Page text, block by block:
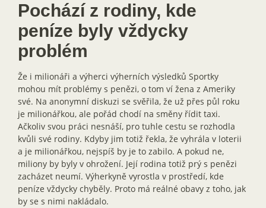
Pochází z rodiny, kde
peníze byly vždycky
problém
Že i milionáři a výherci výherních výsledků Sportky
mohou mít problémy s penězi, o tom ví žena z Ameriky
své. Na anonymní diskuzi se svěřila, že už přes půl roku
je milionářkou, ale pořád chodí na směny řídit taxi.
Ačkoliv svou práci nesnáší, pro tuhle cestu se rozhodla
kvůli své rodiny. Kdyby jim totiž řekla, že vyhrála v loterii
a je milionářkou, nejspíš by je to zabilo. A pokud ne,
miliony by byly v ohrožení. Její rodina totiž prý s penězi
zacházet neumí. Výherkyně vyrostla v prostředí, kde
peníze vždycky chyběly. Proto má reálné obavy z toho, jak
by se s nimi nakládalo.